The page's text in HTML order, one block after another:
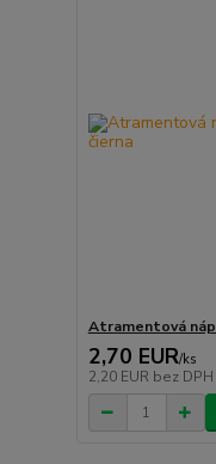
Atramentová
2,70 EUR/ks
2,20 EUR bez DPH